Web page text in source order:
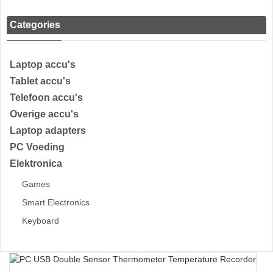
Categories
Laptop accu's
Tablet accu's
Telefoon accu's
Overige accu's
Laptop adapters
PC Voeding
Elektronica
Games
Smart Electronics
Keyboard